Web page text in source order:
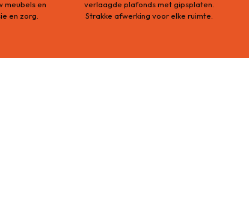
meubels en
en zorg.
verlaagde plafonds met gipsplaten.
Strakke afwerking voor elke ruimte.